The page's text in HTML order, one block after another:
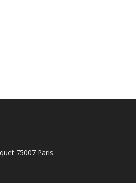
75007 Paris